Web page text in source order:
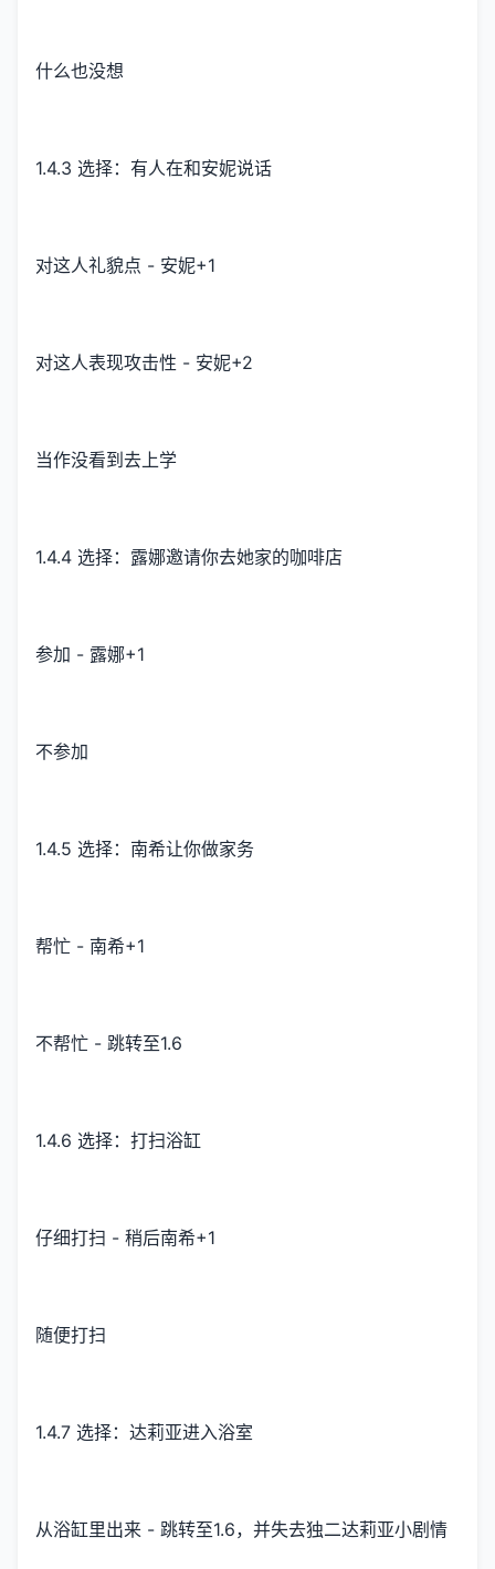
什么也没想
1.4.3 选择：有人在和安妮说话
对这人礼貌点 - 安妮+1
对这人表现攻击性 - 安妮+2
当作没看到去上学
1.4.4 选择：露娜邀请你去她家的咖啡店
参加 - 露娜+1
不参加
1.4.5 选择：南希让你做家务
帮忙 - 南希+1
不帮忙 - 跳转至1.6
1.4.6 选择：打扫浴缸
仔细打扫 - 稍后南希+1
随便打扫
1.4.7 选择：达莉亚进入浴室
从浴缸里出来 - 跳转至1.6，并失去独二达莉亚小剧情